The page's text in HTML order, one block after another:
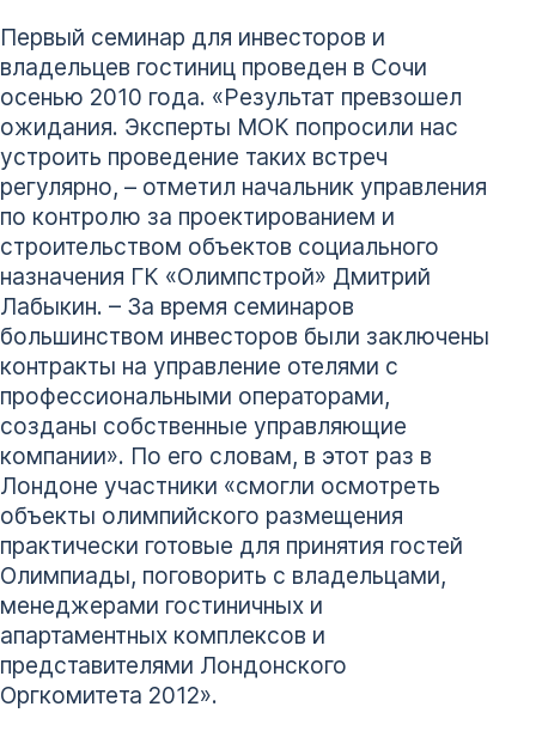
Первый семинар для инвесторов и
владельцев гостиниц проведен в Сочи
осенью 2010 года. «Результат превзошел
ожидания. Эксперты МОК попросили нас
устроить проведение таких встреч
регулярно, – отметил начальник управления
по контролю за проектированием и
строительством объектов социального
назначения ГК «Олимпстрой» Дмитрий
Лабыкин. – За время семинаров
большинством инвесторов были заключены
контракты на управление отелями с
профессиональными операторами,
созданы собственные управляющие
компании». По его словам, в этот раз в
Лондоне участники «смогли осмотреть
объекты олимпийского размещения
практически готовые для принятия гостей
Олимпиады, поговорить с владельцами,
менеджерами гостиничных и
апартаментных комплексов и
представителями Лондонского
Оргкомитета 2012».